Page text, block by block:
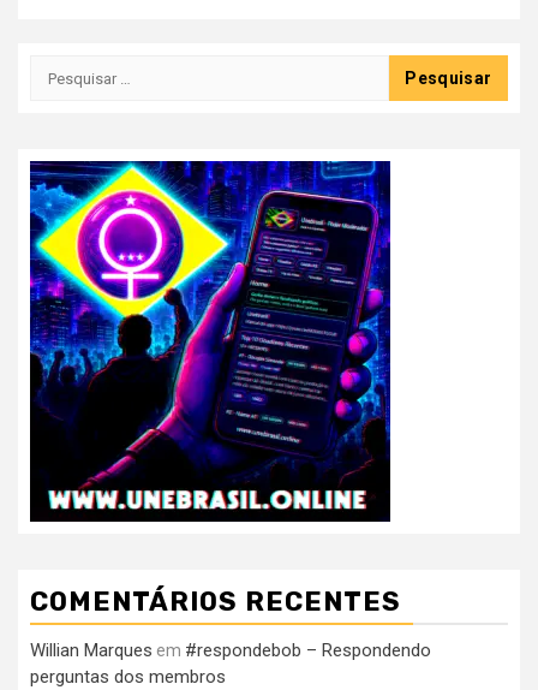
Pesquisar
COMENTÁRIOS RECENTES
Willian Marques em #respondebob – Respondendo
perguntas dos membros